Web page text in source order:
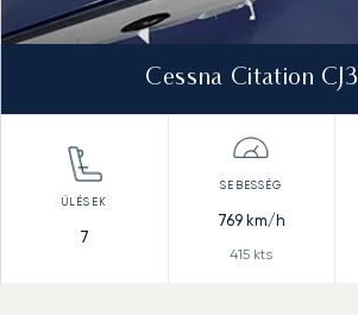
Cessna Citation CJ3
7
769km/h
415 kts